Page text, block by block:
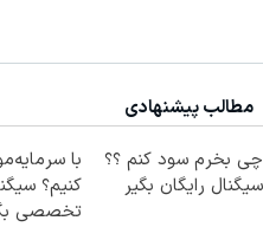
مطالب پیشنهادی
چی بخرم سود کنم ؟؟
سیگنال رایگان بگیر
با
کنیم؟
تخصصی